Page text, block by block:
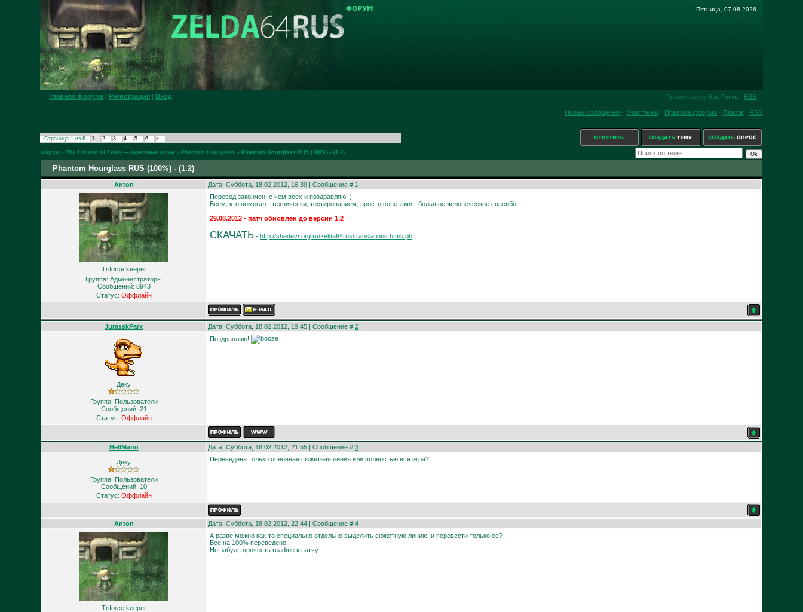
Пятница, 07.08.2026
Главная форума | Регистрация | Вход Приветствуем Вас Гость | RSS
Новые сообщения ·Участники · Правила форума · Поиск · RSS
Страница1 из6 1 2 3 4 5 6 »
Форум » The Legend of Zelda — основные игры » Phantom Hourglass » Phantom Hourglass RUS (100%) - (1.2)
Phantom Hourglass RUS (100%) - (1.2)
Anton Дата: Суббота, 18.02.2012, 16:39 | Сообщение # 1
Triforce keeper
Группа: Администраторы
Сообщений: 8943
Статус: Оффлайн
Перевод закончен, с чем всех и поздравляю. )
Всем, кто помогал - технически, тестированием, просто советами - большое человеческое спасибо.
29.08.2012 - патч обновлен до версии 1.2
СКАЧАТЬ -http://shedevr.org.ru/zelda64rus/translations.html#ph
JurasskPark Дата: Суббота, 18.02.2012, 19:45 | Сообщение #2
Деку
Группа: Пользователи
Сообщений: 21
Статус: Оффлайн
Поздравляю!
HellMann Дата: Суббота, 18.02.2012, 21:55 | Сообщение #3
Деку
Группа: Пользователи
Сообщений: 10
Статус: Оффлайн
Переведена только основная сюжетная линия или полностью вся игра?
Anton Дата: Суббота, 18.02.2012, 22:44 | Сообщение #4
Triforce keeper
А разве можно как-то специально отдельно выделить сюжетную линию, и перевести только ее?
Все на 100% переведено.
Не забудь прочесть readme к патчу.